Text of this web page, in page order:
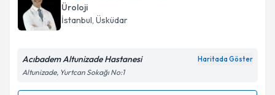
Üroloji
İstanbul, Üsküdar
Acıbadem Altunizade Hastanesi Haritada Göster
Altunizade, Yurtcan Sokağı No:1